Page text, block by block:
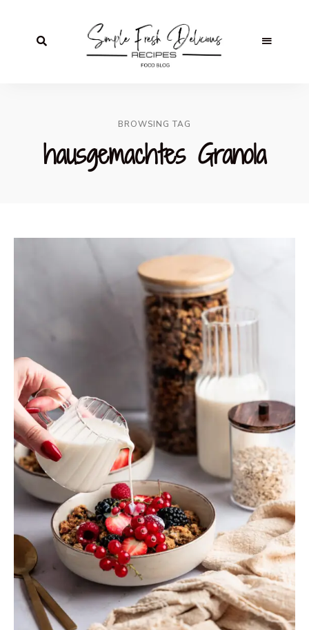
BROWSING TAG
hausgemachtes Granola